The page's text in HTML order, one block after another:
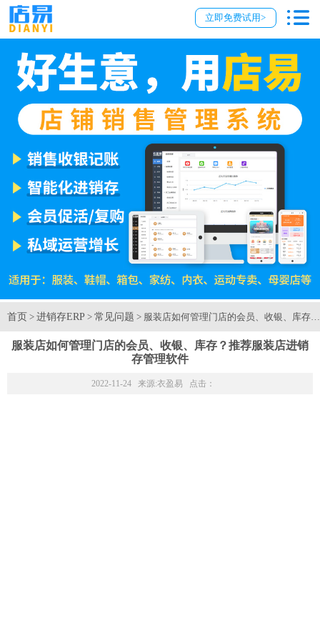
立即免费试用>
首页 > 进销存ERP > 常见问题 > 服装店如何管理门店的会员、收银、库存
服装店如何管理门店的会员、收银、库存？推荐服装店进销
存管理软件
2022-11-24 来源:衣盈易 点击：